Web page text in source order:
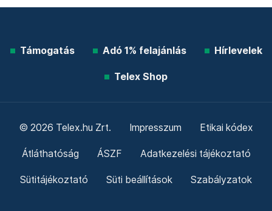
Támogatás Adó 1% felajánlás Hírlevelek
Telex Shop
© 2026 Telex.hu Zrt. Impresszum Etikai kódex
Átláthatóság ÁSZF Adatkezelési tájékoztató
Sütitájékoztató Süti beállítások Szabályzatok